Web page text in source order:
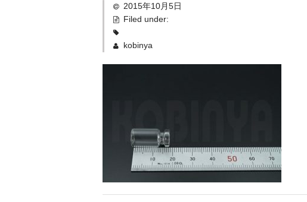
2015年10月5日
Filed under:
kobinya